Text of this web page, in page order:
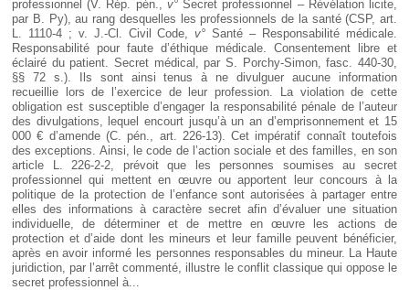
IT
professionnel (V. Rép. pén., v°Secret professionnel – Révélation licite,
par B. Py), au rang desquelles les professionnels de la santé (CSP, art.
L. 1110-4 ; v. J.-Cl. Civil Code,v° Santé – Responsabilité médicale.
Responsabilité pour faute d’éthique médicale. Consentement libre et
éclairé du patient. Secret médical, par S. Porchy-Simon, fasc. 440-30,
§§ 72 s.). Ils sont ainsi tenus à ne divulguer aucune information
recueillie lors de l’exercice de leur profession. La violation de cette
obligation est susceptible d’engager la responsabilité pénale de l’auteur
des divulgations, lequel encourt jusqu’à un an d’emprisonnement et 15
000 € d’amende (C. pén., art. 226-13). Cet impératif connaît toutefois
des exceptions. Ainsi, le code de l’action sociale et des familles, en son
article L. 226-2-2, prévoit que les personnes soumises au secret
professionnel qui mettent en œuvre ou apportent leur concours à la
politique de la protection de l’enfance sont autorisées à partager entre
elles des informations à caractère secret afin d’évaluer une situation
individuelle, de déterminer et de mettre en œuvre les actions de
protection et d’aide dont les mineurs et leur famille peuvent bénéficier,
après en avoir informé les personnes responsables du mineur. La Haute
juridiction, par l’arrêt commenté, illustre le conflit classique qui oppose le
secret professionnel à...